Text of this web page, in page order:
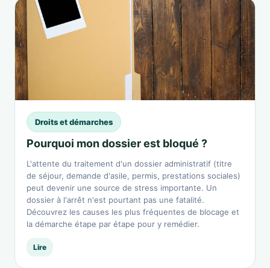
Droits et démarches
Pourquoi mon dossier est bloqué ?
L'attente du traitement d'un dossier administratif (titre
de séjour, demande d'asile, permis, prestations sociales)
peut devenir une source de stress importante. Un
dossier à l'arrêt n'est pourtant pas une fatalité.
Découvrez les causes les plus fréquentes de blocage et
la démarche étape par étape pour y remédier.
Lire